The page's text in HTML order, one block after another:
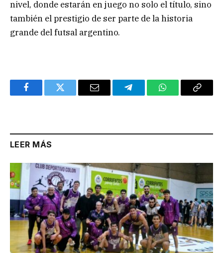
nivel, donde estarán en juego no solo el título, sino
también el prestigio de ser parte de la historia
grande del futsal argentino.
FacebookTwitter Email TelegramWhatsAppCopy
LEER MÁS